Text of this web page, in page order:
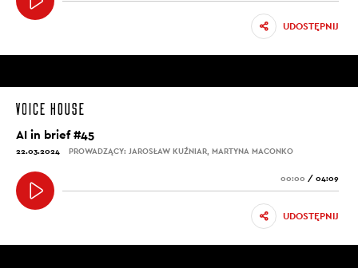
UDOSTĘPNIJ
AI in brief #45
22.03.2024 PROWADZĄCY: JAROSŁAW KUŹNIAR, MARTYNA MACONKO
00:00 / 04:09
UDOSTĘPNIJ